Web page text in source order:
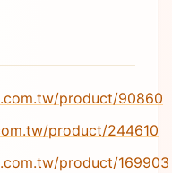
product/90860
product/244610
product/169903